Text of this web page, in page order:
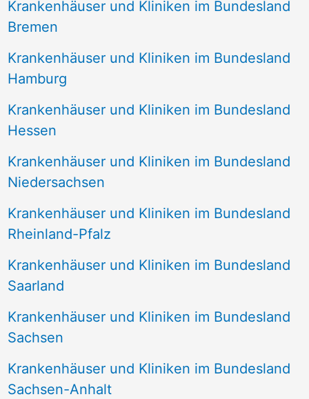
Krankenhäuser und Kliniken im Bundesland
Bremen
Krankenhäuser und Kliniken im Bundesland
Hamburg
Krankenhäuser und Kliniken im Bundesland
Hessen
Krankenhäuser und Kliniken im Bundesland
Niedersachsen
Krankenhäuser und Kliniken im Bundesland
Rheinland-Pfalz
Krankenhäuser und Kliniken im Bundesland
Saarland
Krankenhäuser und Kliniken im Bundesland
Sachsen
Krankenhäuser und Kliniken im Bundesland
Sachsen-Anhalt